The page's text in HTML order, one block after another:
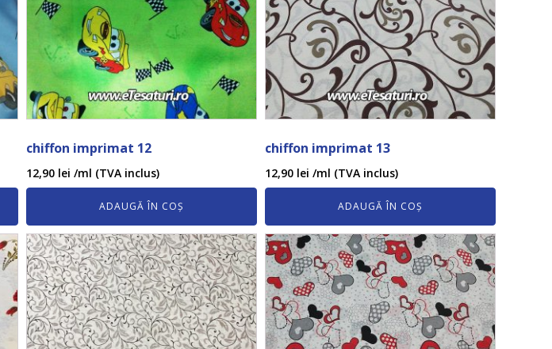
chiffon imprimat 12
12,90 lei /ml (TVA inclus)
ADAUGĂ ÎN COȘ
chiffon imprimat 13
12,90 lei /ml (TVA inclus)
ADAUGĂ ÎN COȘ